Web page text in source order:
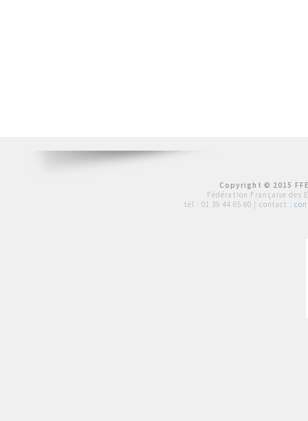
Copyright © 2015
Fédération Française des
tél : 01 39 44 65 80 | contact :